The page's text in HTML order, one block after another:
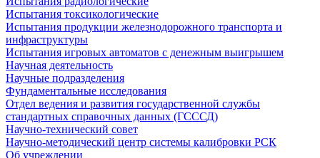
Испытания токсикологические
Испытания продукции железнодорожного транспорта и
инфраструктуры
Испытания игровых автоматов с денежным выигрышем
Научная деятельность
Научные подразделения
Фундаментальные исследования
Отдел ведения и развития государственной службы
стандартных справочных данных (ГСССД)
Научно-технический совет
Научно-методический центр системы калибровки РСК
Об учреждении